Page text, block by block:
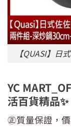
【QUASI】日
YC
活百貨精品
㊣質量保證，